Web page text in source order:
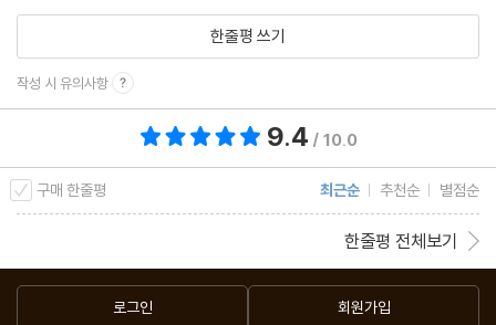
한줄평 쓰기
작성 시 유의사항
9.4 / 10.0
구매 한줄평 최근순 추천순 별점순
한줄평 전체보기
로그인 회원가입